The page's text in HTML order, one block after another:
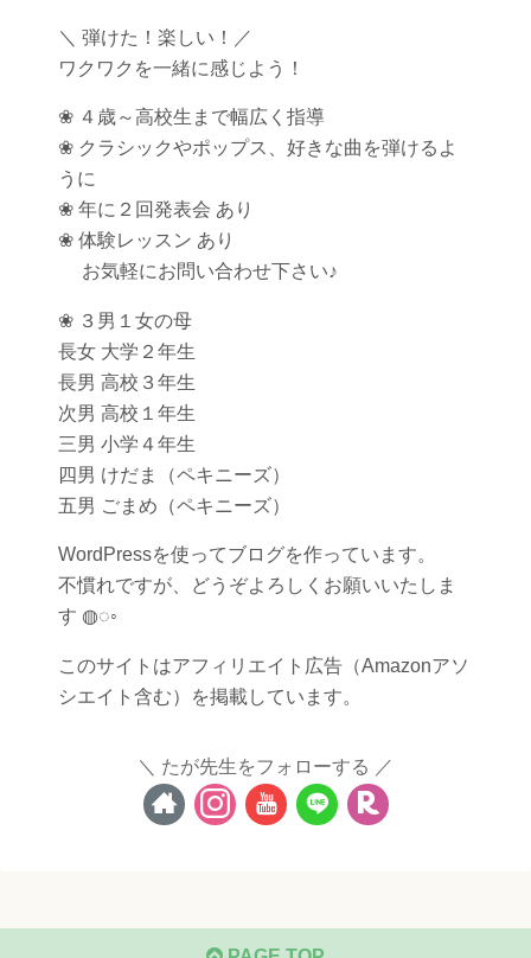
＼ 弾けた！楽しい！／
ワクワクを一緒に感じよう！
❀ ４歳～高校生まで幅広く指導
❀ クラシックやポップス、好きな曲を弾けるよ
うに
❀ 年に２回発表会 あり
❀ 体験レッスン あり
お気軽にお問い合わせ下さい♪
❀ ３男１女の母
長女 大学２年生
長男 高校３年生
次男 高校１年生
三男 小学４年生
四男 けだま（ペキニーズ）
五男 ごまめ（ペキニーズ）
WordPressを使ってブログを作っています。
不慣れですが、どうぞよろしくお願いいたしま
す ◍◌◦
このサイトはアフィリエイト広告（Amazonアソ
シエイト含む）を掲載しています。
たが先生をフォローする